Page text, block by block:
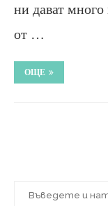
ни дават много
от …
ОЩЕ